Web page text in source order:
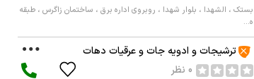
بستک ، الشهدا ، بلوار شهدا ، روبروی اداره برق ، ساختمان زاگرس ، طبقه
ه...
ترشیجات و ادویه جات و عرقیات دهات
0 نظر